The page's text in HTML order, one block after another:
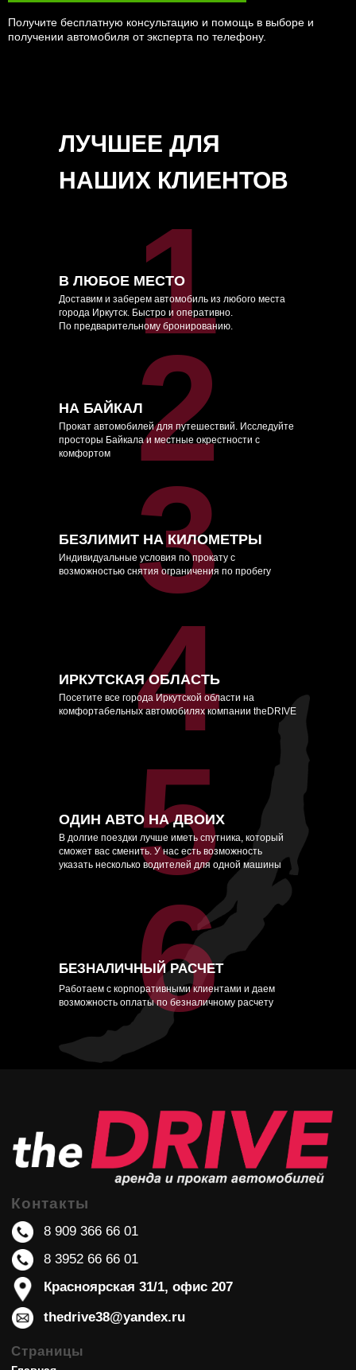
Получите бесплатную консультацию и помощь в выборе и
получении автомобиля от эксперта по телефону.
6
5
4
3
2
1
Доставим и заберем автомобиль из любого места
города Иркутск. Быстро и оперативно.
По предварительному бронированию.
Прокат автомобилей для путешествий. Исследуйте
просторы Байкала и местные окрестности с
комфортом
Индивидуальные условия по прокату с
возможностью снятия ограничения по пробегу
В ЛЮБОЕ МЕСТО
НА БАЙКАЛ
БЕЗЛИМИТ НА КИЛОМЕТРЫ
ЛУЧШЕЕ ДЛЯ
НАШИХ КЛИЕНТОВ
Посетите все города Иркутской области на
комфортабельных автомобилях компании theDRIVE
В долгие поездки лучше иметь спутника, который
сможет вас сменить. У нас есть возможность
указать несколько водителей для одной машины
Работаем с корпоративными клиентами и даем
возможность оплаты по безналичному расчету
ИРКУТСКАЯ ОБЛАСТЬ
ОДИН АВТО НА ДВОИХ
БЕЗНАЛИЧНЫЙ РАСЧЕТ
Страницы
Контакты
8 909 366 66 01
Красноярская 31/1, офис 207
8 3952 66 66 01
thedrive38@yandex.ru